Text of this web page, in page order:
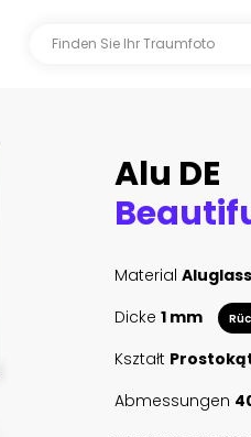
Alu DE
Material Aluglass
Dicke 1 mm
Kształt
Abmessungen